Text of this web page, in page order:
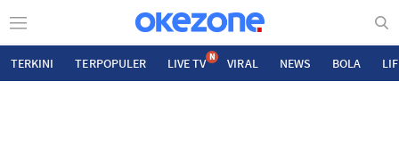
TERKINI TERPOPULER LIVE TV N VIRAL NEWS BOLA